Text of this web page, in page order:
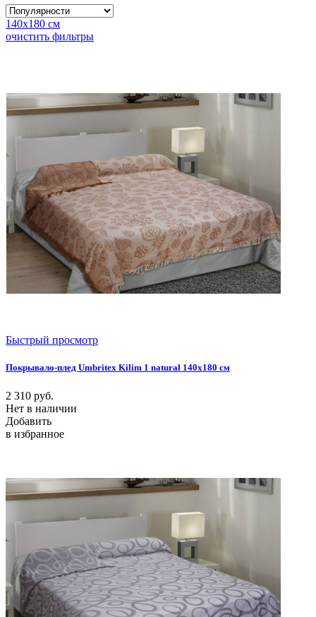
140х180 см
очистить фильтры
Быстрый просмотр
Покрывало-плед Umbritex Kilim 1 natural 140х180 см
2 310 руб.
Нет в наличии
Добавить
в избранное